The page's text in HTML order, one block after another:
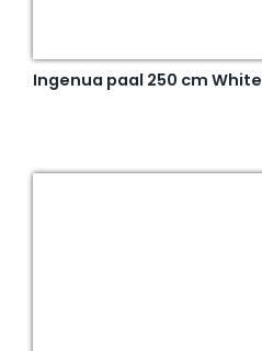
Ingenua paal 250 cm White